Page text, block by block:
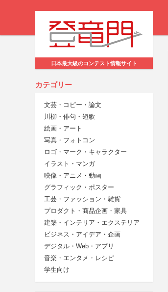
日本最大級のコンテスト情報サイト
カテゴリー
文芸・コピー・論文
川柳・俳句・短歌
絵画・アート
写真・フォトコン
ロゴ・マーク・キャラクター
イラスト・マンガ
映像・アニメ・動画
グラフィック・ポスター
工芸・ファッション・雑貨
プロダクト・商品企画・家具
建築・インテリア・エクステリア
ビジネス・アイデア・企画
デジタル・Web・アプリ
音楽・エンタメ・レシピ
学生向け